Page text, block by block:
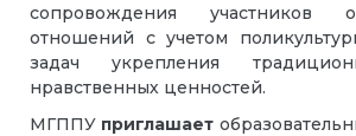
сопровождения участников
отношений с учетом
задач укрепления
нравственных ценностей.
МГППУ приглашает